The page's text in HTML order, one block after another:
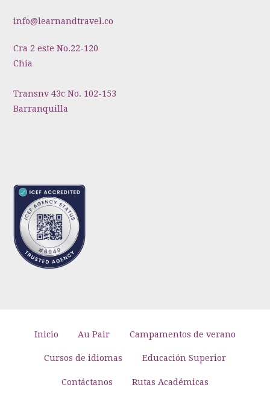
info@learnandtravel.co
Cra 2 este No.22-120
Chía
Transnv 43c No. 102-153
Barranquilla
Inicio Au Pair Campamentos de verano
Cursos de idiomas Educación Superior
Contáctanos Rutas Académicas